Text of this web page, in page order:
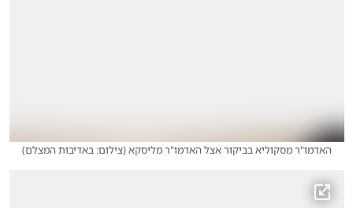
האדמו"ר מסקוליא בביקור אצל האדמו"ר מליסקא(צילום: באדיבות המצלם)